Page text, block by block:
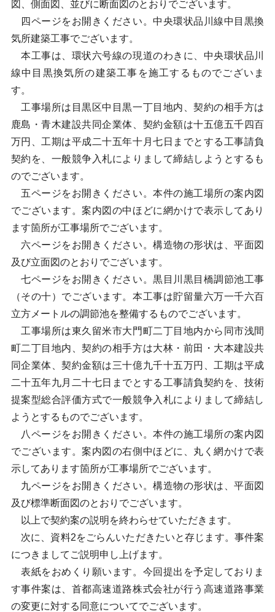
図、側面図、並びに断面図のとおりでございます。
四ページをお開きください。中央環状品川線中目黒換
気所建築工事でございます。
本工事は、環状六号線の現道のわきに、中央環状品川
線中目黒換気所の建築工事を施工するものでございま
す。
工事場所は目黒区中目黒一丁目地内、契約の相手方は
鹿島・青木建設共同企業体、契約金額は十五億五千四百
万円、工期は平成二十五年十月七日までとする工事請負
契約を、一般競争入札によりまして締結しようとするも
のでございます。
五ページをお開きください。本件の施工場所の案内図
でございます。案内図の中ほどに網かけで表示してあり
ます箇所が工事場所でございます。
六ページをお開きください。構造物の形状は、平面図
及び立面図のとおりでございます。
七ページをお開きください。黒目川黒目橋調節池工事
（その十）でございます。本工事は貯留量六万一千六百
立方メートルの調節池を整備するものでございます。
工事場所は東久留米市大門町二丁目地内から同市浅間
町二丁目地内、契約の相手方は大林・前田・大本建設共
同企業体、契約金額は三十億九千十五万円、工期は平成
二十五年九月二十七日までとする工事請負契約を、技術
提案型総合評価方式で一般競争入札によりまして締結し
ようとするものでございます。
八ページをお開きください。本件の施工場所の案内図
でございます。案内図の右側中ほどに、丸く網かけで表
示してあります箇所が工事場所でございます。
九ページをお開きください。構造物の形状は、平面図
及び標準断面図のとおりでございます。
以上で契約案の説明を終わらせていただきます。
次に、資料2をごらんいただきたいと存じます。事件案
につきましてご説明申し上げます。
表紙をおめくり願います。今回提出を予定しておりま
す事件案は、首都高速道路株式会社が行う高速道路事業
の変更に対する同意についてでございます。